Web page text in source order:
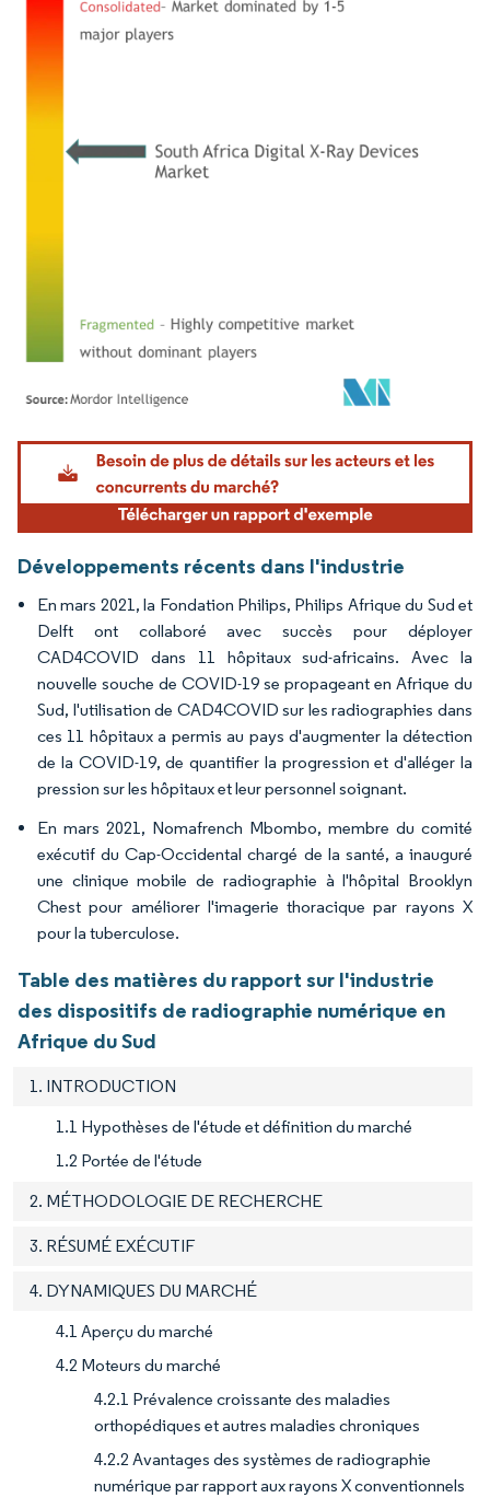
Image © Mordor Intelligence. La réutilisation nécessite une attribution sous CC BY
Développements récents dans l'industrie
En mars 2021, la Fondation Philips, Philips Afrique du Sud et
Delft ont collaboré avec succès pour déployer
CAD4COVID dans 11 hôpitaux sud-africains. Avec la
nouvelle souche de COVID-19 se propageant en Afrique du
Sud, l'utilisation de CAD4COVID sur les radiographies dans
ces 11 hôpitaux a permis au pays d'augmenter la détection
de la COVID-19, de quantifier la progression et d'alléger la
pression sur les hôpitaux et leur personnel soignant.
En mars 2021, Nomafrench Mbombo, membre du comité
exécutif du Cap-Occidental chargé de la santé, a inauguré
une clinique mobile de radiographie à l'hôpital Brooklyn
Chest pour améliorer l'imagerie thoracique par rayons X
pour la tuberculose.
Table des matières du rapport sur l'industrie
des dispositifs de radiographie numérique en
Afrique du Sud
1. INTRODUCTION
1.1 Hypothèses de l'étude et définition du marché
1.2 Portée de l'étude
2. MÉTHODOLOGIE DE RECHERCHE
3. RÉSUMÉ EXÉCUTIF
4. DYNAMIQUES DU MARCHÉ
4.1 Aperçu du marché
4.2 Moteurs du marché
4.2.1 Prévalence croissante des maladies
orthopédiques et autres maladies chroniques
4.2.2 Avantages des systèmes de radiographie
numérique par rapport aux rayons X conventionnels